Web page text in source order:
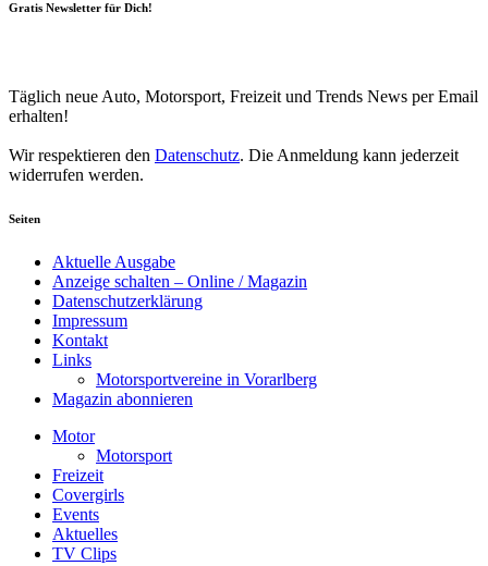
Gratis Newsletter für Dich!
Täglich neue Auto, Motorsport, Freizeit und Trends News per Email
erhalten!
Wir respektieren den Datenschutz. Die Anmeldung kann jederzeit
widerrufen werden.
Seiten
Aktuelle Ausgabe
Anzeige schalten – Online / Magazin
Datenschutzerklärung
Impressum
Kontakt
Links
Motorsportvereine in Vorarlberg
Magazin abonnieren
Motor
Motorsport
Freizeit
Covergirls
Events
Aktuelles
TV Clips